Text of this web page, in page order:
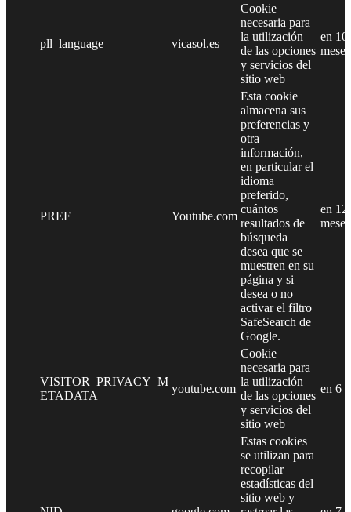
pll_language vicasol.es
Cookie
necesaria para
la utilización
de las opciones
y servicios del
sitio web
en 10
meses
PREF Youtube.com
Esta cookie
almacena sus
preferencias y
otra
información,
en particular el
idioma
preferido,
cuántos
resultados de
búsqueda
desea que se
muestren en su
página y si
desea o no
activar el filtro
SafeSearch de
Google.
en 12
meses
VISITOR_PRIVACY_M
ETADATA
youtube.com
Cookie
necesaria para
la utilización
de las opciones
y servicios del
sitio web
en 6
Estas cookies
se utilizan para
recopilar
estadísticas del
sitio web y